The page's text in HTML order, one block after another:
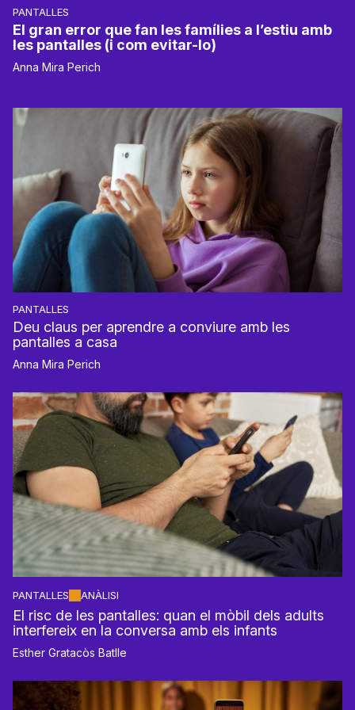
PANTALLES
El gran error que fan les famílies a l’estiu amb
les pantalles (i com evitar-lo)
Anna Mira Perich
PANTALLES
Deu claus per aprendre a conviure amb les
pantalles a casa
Anna Mira Perich
PANTALLES ANÀLISI
El risc de les pantalles: quan el mòbil dels adults
interfereix en la conversa amb els infants
Esther Gratacòs Batlle